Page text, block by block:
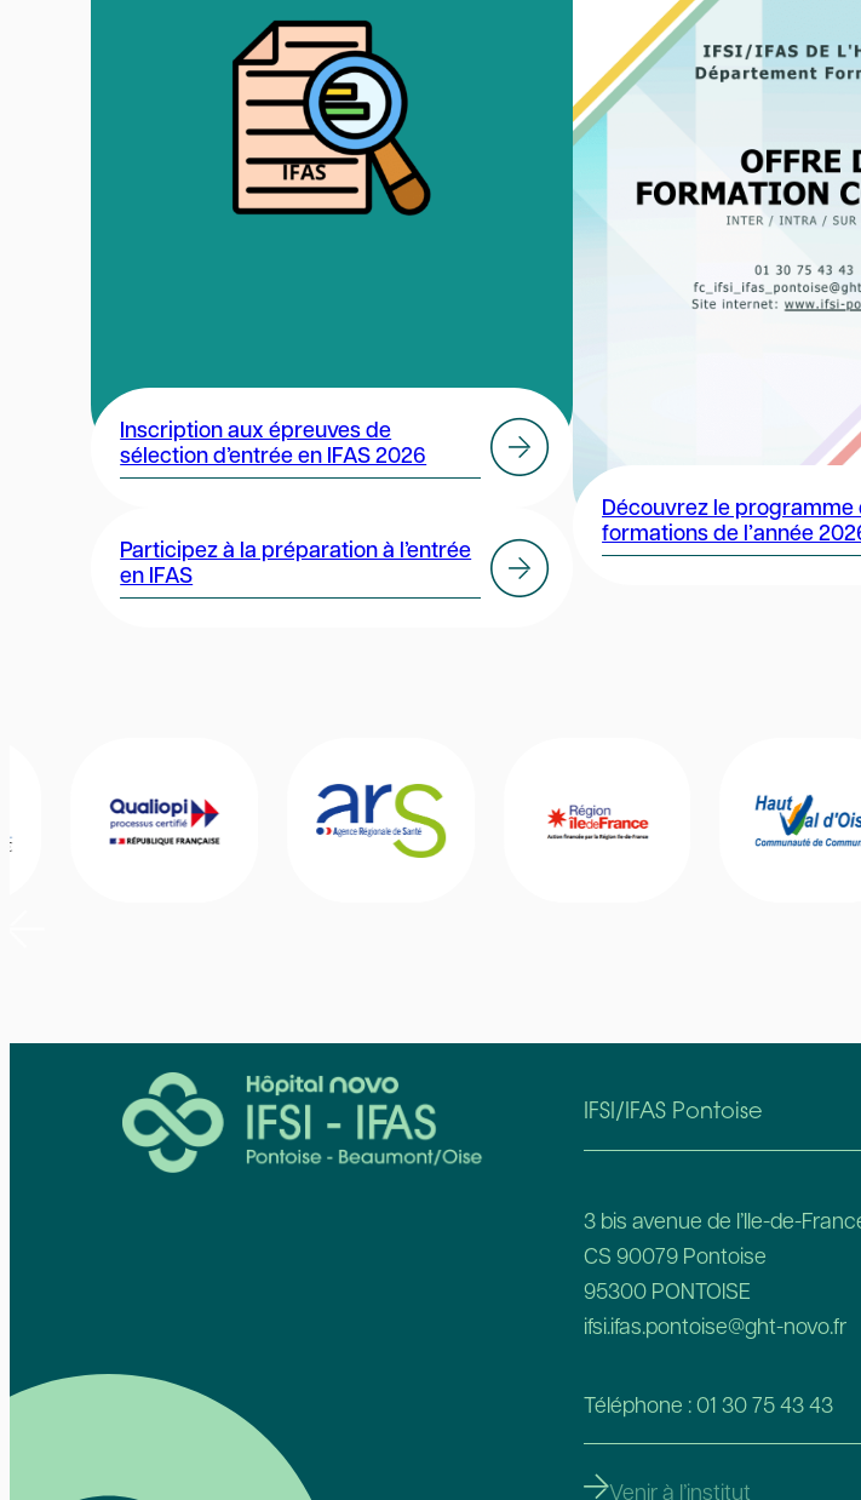
Inscription aux épreuves de
sélection d’entrée en IFAS 2026
Découvrez le programme
formations de l’année
Participez à la préparation à l’entrée
en IFAS
IFSI/IFAS Pontoise
3 bis avenue de l’Ile-de-
CS 90079 Pontoise
95300 PONTOISE
ifsi.ifas.pontoise@ght-novo.fr
Téléphone : 01 30 75 43 43
Venir à l’institut